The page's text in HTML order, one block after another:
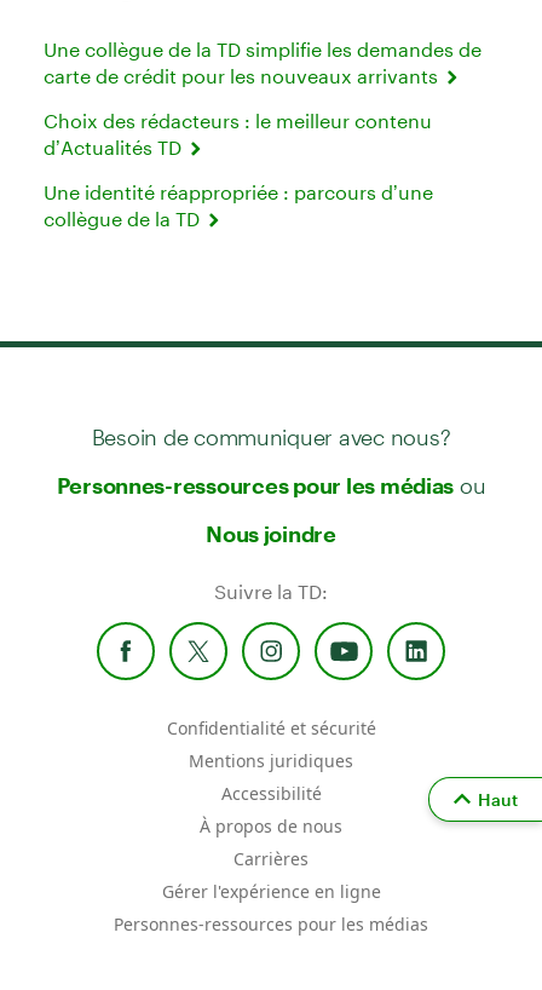
Une collègue de la TD simplifie les demandes de
carte de crédit pour les nouveaux arrivants
Choix des rédacteurs : le meilleur contenu
d’Actualités TD
Une identité réappropriée : parcours d’une
collègue de la TD
Besoin de communiquer avec nous?
Personnes-ressources pour les médias ou
Nous joindre
Suivre la TD:
Confidentialité et sécurité
Mentions juridiques
Accessibilité
À propos de nous
Carrières
Gérer l'expérience en ligne
Personnes-ressources pour les médias
Haut